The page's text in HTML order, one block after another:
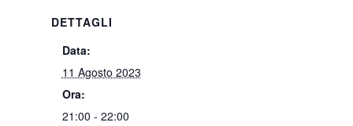
DETTAGLI
Data:
11 Agosto 2023
Ora:
21:00 - 22:00